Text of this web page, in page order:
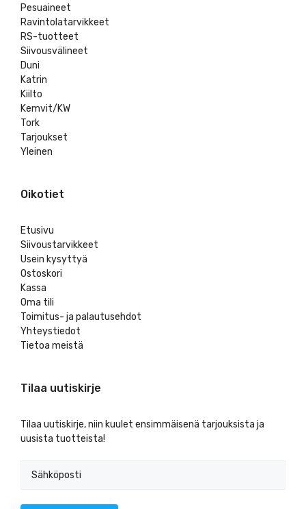
Pesuaineet
Ravintolatarvikkeet
RS-tuotteet
Siivousvälineet
Duni
Katrin
Kiilto
Kemvit/KW
Tork
Tarjoukset
Yleinen
Oikotiet
Etusivu
Siivoustarvikkeet
Usein kysyttyä
Ostoskori
Kassa
Oma tili
Toimitus- ja palautusehdot
Yhteystiedot
Tietoa meistä
Tilaa uutiskirje
Tilaa uutiskirje, niin kuulet ensimmäisenä tarjouksista ja
uusista tuotteista!